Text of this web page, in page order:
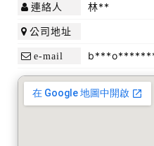
連絡人 林**
公司地址
e-mail